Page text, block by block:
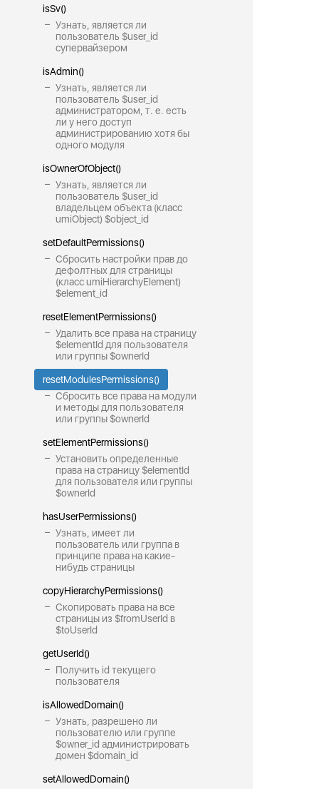
isSv()
Узнать, является ли
пользователь $user_id
супервайзером
isAdmin()
Узнать, является ли
пользователь $user_id
администратором, т. е. есть
ли у него доступ
администрированию хотя бы
одного модуля
isOwnerOfObject()
Узнать, является ли
пользователь $user_id
владельцем объекта (класс
umiObject) $object_id
setDefaultPermissions()
Сбросить настройки прав до
дефолтных для страницы
(класс umiHierarchyElement)
$element_id
resetElementPermissions()
Удалить все права на страницу
$elementId для пользователя
или группы $ownerId
resetModulesPermissions()
Сбросить все права на модули
и методы для пользователя
или группы $ownerId
setElementPermissions()
Установить определенные
права на страницу $elementId
для пользователя или группы
$ownerId
hasUserPermissions()
Узнать, имеет ли
пользователь или группа в
принципе права на какие-
нибудь страницы
copyHierarchyPermissions()
Скопировать права на все
страницы из $fromUserId в
$toUserId
getUserId()
Получить id текущего
пользователя
isAllowedDomain()
Узнать, разрешено ли
пользователю или группе
$owner_id администрировать
домен $domain_id
setAllowedDomain()